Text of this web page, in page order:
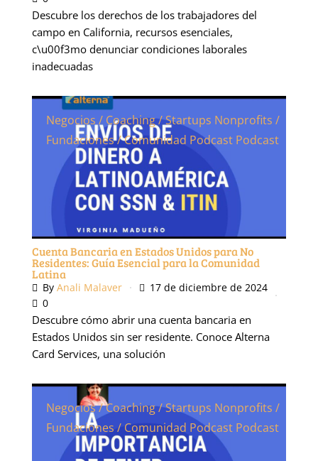
Descubre los derechos de los trabajadores del
campo en California, recursos esenciales,
c\u00f3mo denunciar condiciones laborales
inadecuadas
Negocios / Coaching / Startups Nonprofits /
Fundaciones / Comunidad Podcast Podcast
Cuenta Bancaria en Estados Unidos para No
Residentes: Guía Esencial para la Comunidad
Latina
By Anali Malaver
17 de diciembre de 2024
0
Descubre cómo abrir una cuenta bancaria en
Estados Unidos sin ser residente. Conoce Alterna
Card Services, una solución
Negocios / Coaching / Startups Nonprofits /
Fundaciones / Comunidad Podcast Podcast